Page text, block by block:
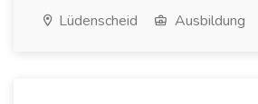
Lüdenscheid Ausbildung